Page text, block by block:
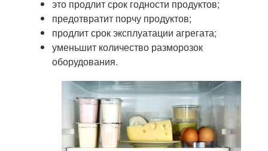
это продлит срок годности продуктов;
предотвратит порчу продуктов;
продлит срок эксплуатации агрегата;
уменьшит количество разморозок
оборудования.